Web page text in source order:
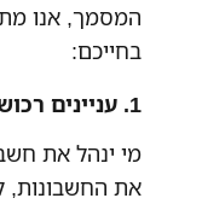
המסמך, אנו
בחייכם:
1. עניינים רכושיים
מי ינהל את
את החשבונות,